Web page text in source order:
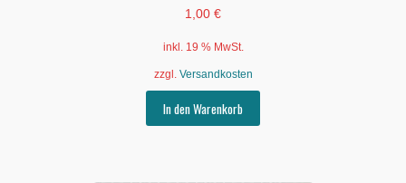
1,00 €
inkl. 19 % MwSt.
zzgl. Versandkosten
In den Warenkorb